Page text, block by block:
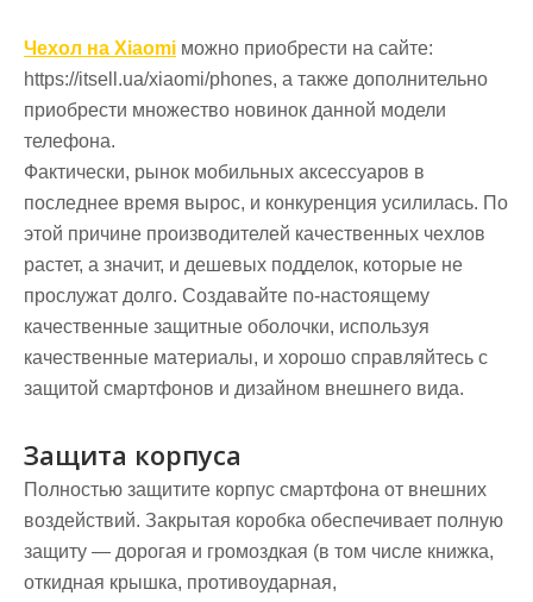
Чехол на Xiaomi можно приобрести на сайте:
https://itsell.ua/xiaomi/phones, а также дополнительно
приобрести множество новинок данной модели
телефона.
Фактически, рынок мобильных аксессуаров в
последнее время вырос, и конкуренция усилилась. По
этой причине производителей качественных чехлов
растет, а значит, и дешевых подделок, которые не
прослужат долго. Создавайте по-настоящему
качественные защитные оболочки, используя
качественные материалы, и хорошо справляйтесь с
защитой смартфонов и дизайном внешнего вида.
Защита корпуса
Полностью защитите корпус смартфона от внешних
воздействий. Закрытая коробка обеспечивает полную
защиту — дорогая и громоздкая (в том числе книжка,
откидная крышка, противоударная,